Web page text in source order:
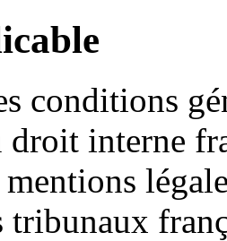
conditions
droit interne
mentions